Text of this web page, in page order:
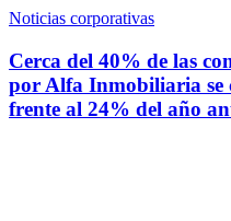
Noticias corporativas
Cerca del 40% de las
por Alfa Inmobiliaria se
frente al 24% del año